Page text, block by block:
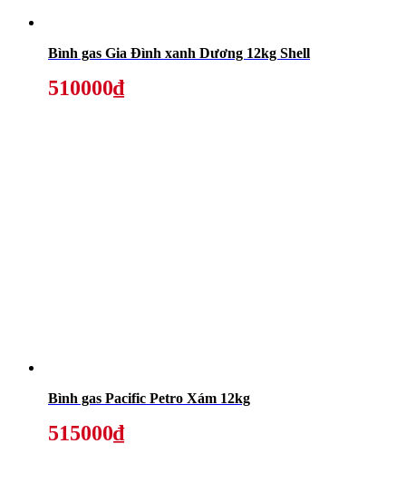
Bình gas Gia Đình xanh Dương 12kg Shell
510000₫
Bình gas Pacific Petro Xám 12kg
515000₫